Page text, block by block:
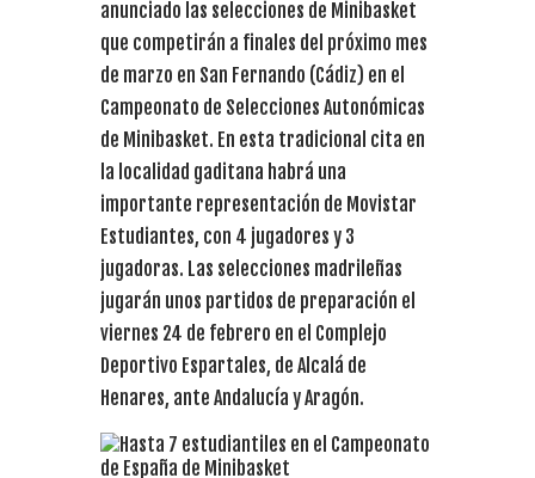
anunciado las selecciones de Minibasket
que competirán a finales del próximo mes
de marzo en San Fernando (Cádiz) en el
Campeonato de Selecciones Autonómicas
de Minibasket. En esta tradicional cita en
la localidad gaditana habrá una
importante representación de Movistar
Estudiantes, con 4 jugadores y 3
jugadoras. Las selecciones madrileñas
jugarán unos partidos de preparación el
viernes 24 de febrero en el Complejo
Deportivo Espartales, de Alcalá de
Henares, ante Andalucía y Aragón.